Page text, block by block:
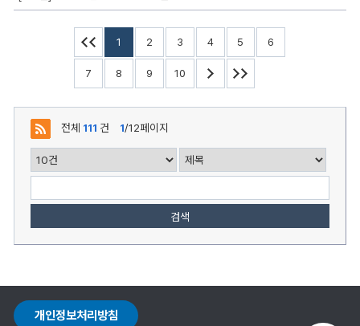
회,
1 2 3 4 5 6
7 8 9 10
전체 111 건 1/12페이지
검색
개인정보처리방침